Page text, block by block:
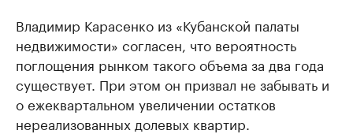
Владимир Карасенко из «Кубанской палаты
недвижимости» согласен, что вероятность
поглощения рынком такого объема за два года
существует. При этом он призвал не забывать и
о ежеквартальном увеличении остатков
нереализованных долевых квартир.